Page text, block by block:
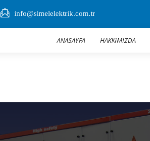
info@simelelektrik.com.tr
ANASAYFA HAKKIMIZDA